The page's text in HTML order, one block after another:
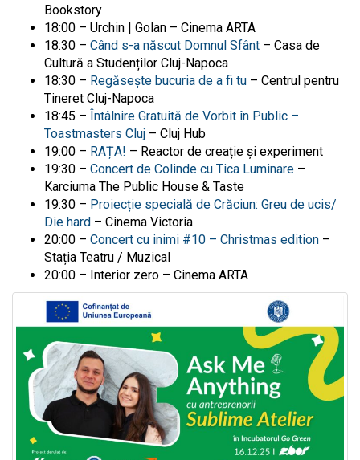
Bookstory
18:00 – Urchin | Golan – Cinema ARTA
18:30 – Când s-a născut Domnul Sfânt – Casa de
Cultură a Studenților Cluj-Napoca
18:30 – Regăsește bucuria de a fi tu – Centrul pentru
Tineret Cluj-Napoca
18:45 – Întâlnire Gratuită de Vorbit în Public –
Toastmasters Cluj – Cluj Hub
19:00 – RAȚA! – Reactor de creație și experiment
19:30 – Concert de Colinde cu Tica Luminare –
Karciuma The Public House & Taste
19:30 – Proiecție specială de Crăciun: Greu de ucis/
Die hard – Cinema Victoria
20:00 – Concert cu inimi #10 – Christmas edition –
Stația Teatru / Muzical
20:00 – Interior zero – Cinema ARTA